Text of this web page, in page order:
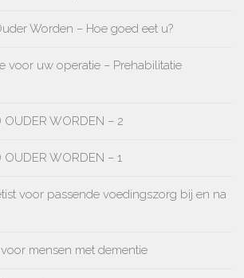
Worden – Hoe goed eet u?
voor uw operatie – Prehabilitatie
OUDER WORDEN – 2
OUDER WORDEN – 1
voor passende voedingszorg bij en na
mensen met dementie